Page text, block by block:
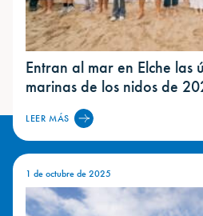
Entran al mar en Elche las
marinas de los nidos de
LEER MÁS
1 de octubre de 2025